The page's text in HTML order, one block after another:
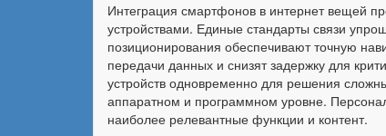
Интеграция смартфонов в интернет вещей
устройствами. Единые стандарты связи
позиционирования обеспечивают точную
передачи данных и снизят задержку для
устройств одновременно для решения
аппаратном и программном уровне.
наиболее релевантные функции и контент.